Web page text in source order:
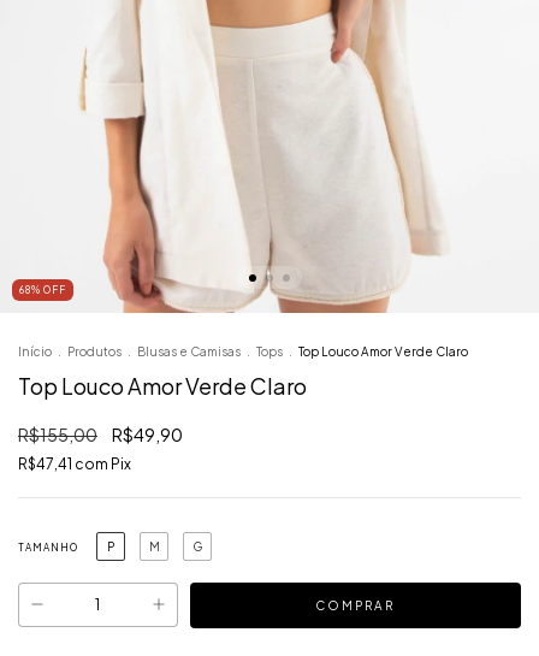
68% OFF
Início Produtos Blusas e Camisas Tops Top Louco Amor Verde Claro
Top Louco Amor Verde Claro
R$155,00 R$49,90
R$47,41 com Pix
TAMANHO P M G